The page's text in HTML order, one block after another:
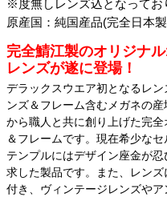
※度無しレンズ込となってお
原産国：純国産品(完全日本
完全鯖江製のオリジナ
レンズが遂に登場！
デラックスウエア初となるレ
ンズ＆フレーム含むメガネの
から職人と共に創り上げた完
＆フレームです。現在希少な
テンプルにはデザイン座金が
求した製品です。また、レン
付き、ヴィンテージレンズや